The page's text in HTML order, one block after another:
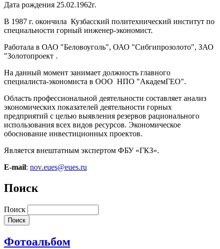
Дата рождения 25.02.1962г.
В 1987 г. окончила Кузбасский политехнический институт по
специальности горный инженер-экономист.
Работала в ОАО "Беловоуголь", ОАО "Сибгипрозолото", ЗАО
"Золотопроект .
На данный момент занимает должность главного
специалиста-экономиста в ООО НПО "АкадемГЕО".
Область профессиональной деятельности составляет анализ
экономических показателей деятельности горных
предприятий с целью выявления резервов рационального
использования всех видов ресурсов. Экономическое
обоснование инвестиционных проектов.
Является внештатным экспертом ФБУ «ГКЗ».
E-mail: nov.eues@eues.ru
Поиск
Поиск
Фотоальбом